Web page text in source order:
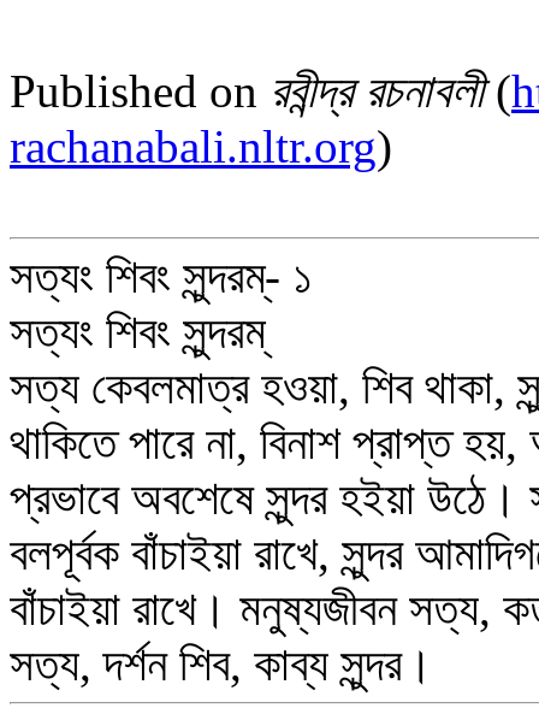
Published on রবীন্দ্র রচনাবলী(
rachanabali.nltr.org)
সত্যং শিবং সুন্দরম্‌- ১
সত্যং শিবং সুন্দরম্‌
সত্য কেবলমাত্র হওয়া, শিব থাকা,
থাকিতে পারে না, বিনাশ প্রাপ্ত
প্রভাবে অবশেষে সুন্দর হইয়া
বলপূর্বক বাঁচাইয়া রাখে, সুন্দর
বাঁচাইয়া রাখে। মনুষ্যজীবন সত্য,
সত্য, দর্শন শিব, কাব্য সুন্দর।